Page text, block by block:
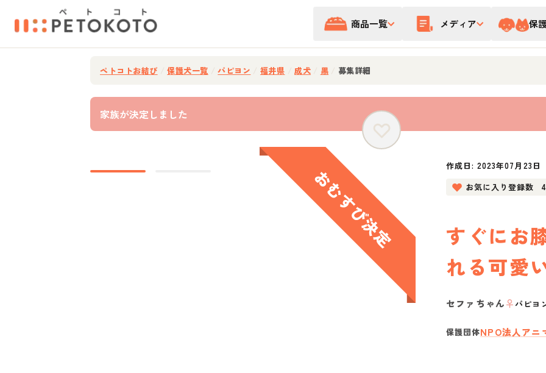
商品一覧 メディア 保
ペトコトお結び 保護犬一覧 パピヨン 福井県 成犬 黒 募集詳細
家族が決定しました
作成日:2023年07月23日
お気に入り登録数
すぐにお
れる可愛
セファちゃん♀パピヨ
保護団体NPO法人ア